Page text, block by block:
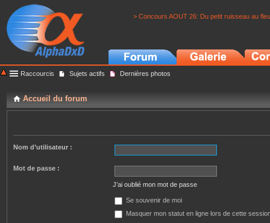
> Concours AOUT 26: Du petit ruisseau au
Raccourcis Sujets actifs Dernières photos
Accueil du forum
Nom d’utilisateur :
Mot de passe :
J’ai oublié mon mot de passe
Se souvenir de moi
Masquer mon statut en ligne lors de cette